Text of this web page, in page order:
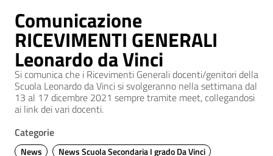
Comunicazione
RICEVIMENTI GENERALI
Leonardo da Vinci
Si comunica che i Ricevimenti Generali docenti/genitori della
Scuola Leonardo da Vinci si svolgeranno nella settimana dal
13 al 17 dicembre 2021 sempre tramite meet, collegandosi
ai link dei vari docenti.
Categorie
News News Scuola Secondaria I grado Da Vinci